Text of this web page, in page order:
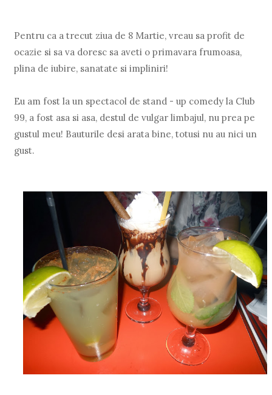
Pentru ca a trecut ziua de 8 Martie, vreau sa profit de
ocazie si sa va doresc sa aveti o primavara frumoasa,
plina de iubire, sanatate si impliniri!
Eu am fost la un spectacol de stand - up comedy la Club
99, a fost asa si asa, destul de vulgar limbajul, nu prea pe
gustul meu! Bauturile desi arata bine, totusi nu au nici un
gust.